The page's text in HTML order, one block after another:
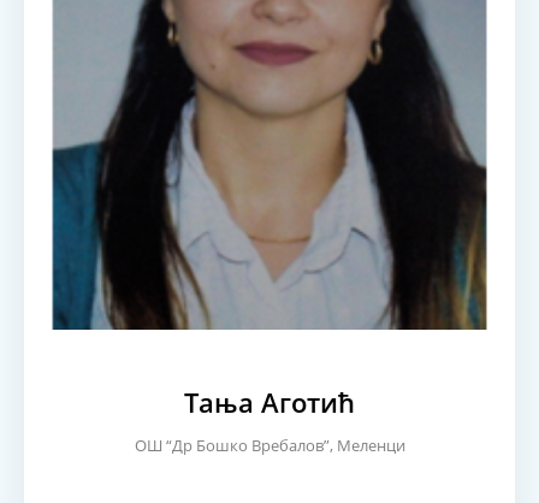
Тања Аготић
ОШ “Др Бошко Вребалов”, Меленци